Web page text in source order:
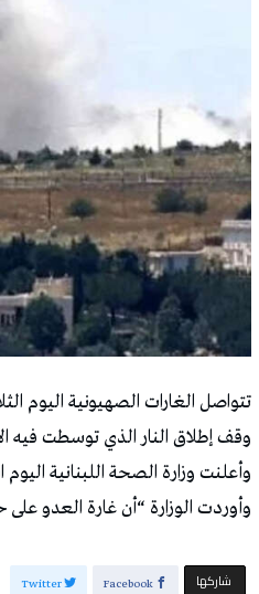
وقف إطلاق النار الذي توسطت فيه
وأعلنت وزارة الصحة اللبنانية اليوم استشهاد 8 أشخاص على الأقلّ بغارة اسرائيلية
وأوردت الوزارة “أن غارة العدو على حي
‫‫ شاركها‬ Facebook
Twitter